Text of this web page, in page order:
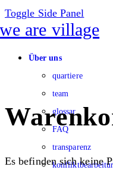
Toggle Side Panel
Über uns
quartiere
team
glossar
FAQ
transparenz
Es befinden sich keine